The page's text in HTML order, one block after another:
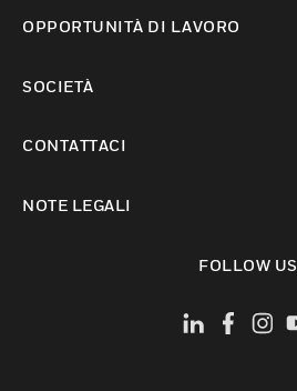
OPPORTUNITÀ DI LAVORO
SOCIETÀ
CONTATTACI
NOTE LEGALI
FOLLOW US